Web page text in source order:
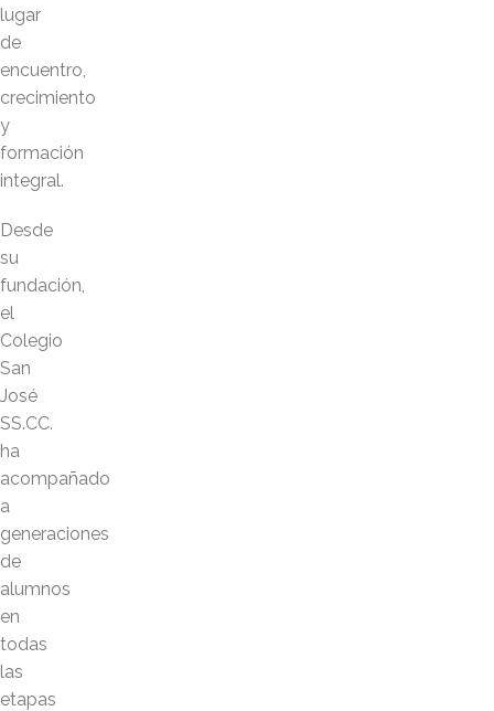
lugar
de
encuentro,
crecimiento
y
formación
integral.
Desde
su
fundación,
el
Colegio
San
José
SS.CC.
ha
acompañado
a
generaciones
de
alumnos
en
todas
las
etapas